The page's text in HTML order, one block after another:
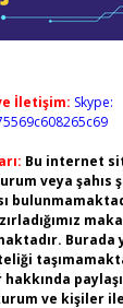
İletişim: Skype:
Bu internet
veya
ve kişiler